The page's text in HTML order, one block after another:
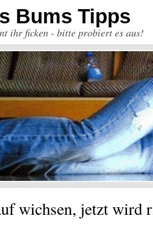
Bums Tipps
ihr ficken - bitte probiert es aus!
wichsen, jetzt wird